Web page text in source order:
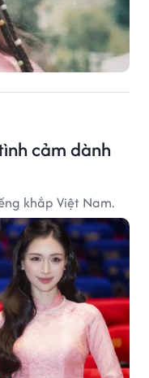
cảm dành
khắp Việt Nam.